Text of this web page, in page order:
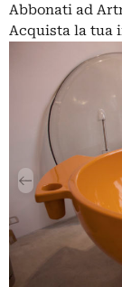
Abbonati ad
Acquista la tua